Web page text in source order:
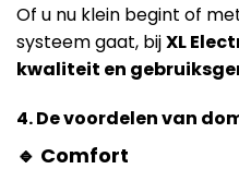
Of u nu klein begint of
systeem gaat, bijXL
kwaliteit en
4. De voordelen van
🔹 Comfort